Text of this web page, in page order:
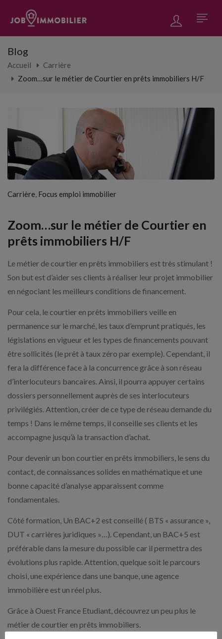
Blog
Accueil
Carrière
Zoom…sur le métier de Courtier en prêts immobiliers H/F
Carrière Focus emploi immobilier
Zoom…sur le métier de Courtier en
prêts immobiliers H/F
Le métier de courtier en prêts immobiliers est très stimulant !
Son but est d’aider ses clients à réaliser leur projet immobilier
en négociant les meilleurs conditions de financement.
Pour cela, le courtier en prêts immobiliers veille en
permanence sur le marché, les taux d’emprunt pratiqués, les
législations en vigueur et les types de financements pouvant
être sollicités (le prêt à taux zéro par exemple). Cependant, il
fera la différence face à la concurrence grâce à son réseau
d’interlocuteurs bancaires. Ainsi, il pourra appuyer certains
dossiers personnellement auprès de ses interlocuteurs
privilégiés. Attention, créer de ce type de réseau demande du
temps ! Dans le même temps, il conseille ses clients et les
accompagne jusqu’à la transaction d’achat.
Pour devenir un bon courtier en prêts immobiliers, le sens du
contact, de connaissances solides en mathématique et une
bonne capacité d’analyse apparaissent comme
fondamentales.
Côté formation, Un BAC+2 est conseillé ( BTS « assurance »,
DUT « carrières juridiques »…). Cependant, un BAC+5 est
préférable dans la mesure du possible car il permettra des
évolutions plus rapide. Attention, quelque soit le parcours
choisi, une expérience dans une banque, une agence
immobilière est un réel plus.
Grâce à Ouest France Etudiant, découvrez un peu plus le
métier de courtier en prêts immobiliers.